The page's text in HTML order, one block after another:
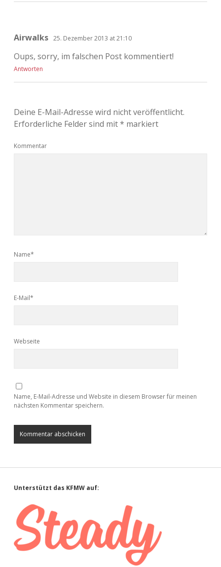
Airwalks 25. Dezember 2013 at 21:10
Oups, sorry, im falschen Post kommentiert!
Antworten
Deine E-Mail-Adresse wird nicht veröffentlicht.
Erforderliche Felder sind mit* markiert
Kommentar
Name*
E-Mail*
Webseite
Name, E-Mail-Adresse und Website in diesem Browser für meinen
nächsten Kommentar speichern.
Sidebar
Unterstützt das KFMW auf: